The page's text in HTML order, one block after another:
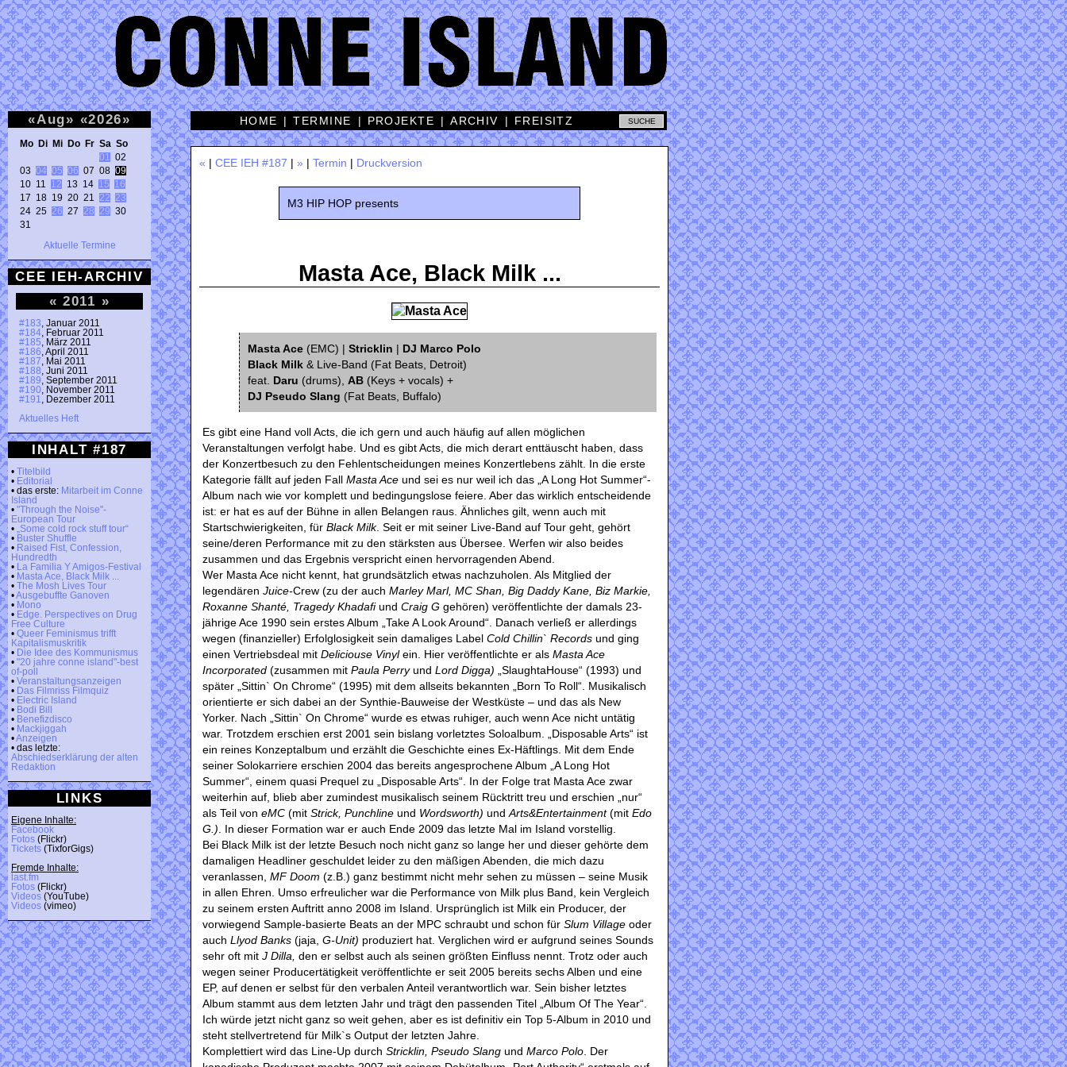
«Aug» «2026»
Mo Di Mi Do Fr Sa So
01
02
03 04 05 06 07 08 09
10 11 12 13 14 15
16
17 18 19 20 21 22
23
24 25 26 27 28 29 30
31
Aktuelle Termine
CEE IEH-ARCHIV
« 2011 »
#183 , Januar 2011
#184 , Februar 2011
#185 , März 2011
#186 , April 2011
#187 , Mai 2011
#188 , Juni 2011
#189 , September 2011
#190 , November 2011
#191
, Dezember 2011
Aktuelles Heft
INHALT #187
• Titelbild
• Editorial
• das erste: Mitarbeit im Conne
Island
• "Through the Noise"-
European Tour
•
„Some cold rock stuff tour“
• Buster Shuffle
• Raised Fist, Confession,
Hundredth
•
La Familia Y Amigos-Festival
• Masta Ace, Black Milk ...
• The Mosh Lives Tour
•Ausgebuffte Ganoven
• Mono
• Edge. Perspectives on Drug
Free Culture
• Queer Feminismus trifft
Kapitalismuskritik
• Die Idee des Kommunismus
• "20 jahre conne island"-best
of-poll
• Veranstaltungsanzeigen
• Das Filmriss Filmquiz
• Electric Island
• Bodi Bill
• Benefizdisco
• Mackjiggah
•Anzeigen
• das letzte:
Abschiedserklärung der alten
Redaktion
LINKS
Eigene Inhalte:
Facebook
Fotos (Flickr)
Tickets (TixforGigs)
Fremde Inhalte:
last.fm
Fotos (Flickr)
Videos (YouTube)
Videos (vimeo)
HOME |TERMINE | PROJEKTE |ARCHIV | FREISITZ
« | CEE IEH #187 | » | Termin | Druckversion
M3 HIP HOP presents
Masta Ace, Black Milk ...
Masta Ace (EMC) | Stricklin | DJ Marco Polo
Black Milk & Live-Band (Fat Beats, Detroit)
feat. Daru (drums), AB (Keys + vocals) +
DJ Pseudo Slang (Fat Beats, Buffalo)
Es gibt eine Hand voll Acts, die ich gern und auch häufig auf allen möglichen
Veranstaltungen verfolgt habe. Und es gibt Acts, die mich derart enttäuscht haben, dass
der Konzertbesuch zu den Fehlentscheidungen meines Konzertlebens zählt. In die erste
Kategorie fällt auf jeden Fall Masta Ace und sei es nur weil ich das „A Long Hot Summer“-
Album nach wie vor komplett und bedingungslose feiere. Aber das wirklich entscheidende
ist: er hat es auf der Bühne in allen Belangen raus. Ähnliches gilt, wenn auch mit
Startschwierigkeiten, für Black Milk. Seit er mit seiner Live-Band auf Tour geht, gehört
seine/deren Performance mit zu den stärksten aus Übersee. Werfen wir also beides
zusammen und das Ergebnis verspricht einen hervorragenden Abend.
Wer Masta Ace nicht kennt, hat grundsätzlich etwas nachzuholen. Als Mitglied der
legendären Juice-Crew (zu der auch Marley Marl, MC Shan, Big Daddy Kane, Biz Markie,
Roxanne Shanté, Tragedy Khadafiund Craig G gehören) veröffentlichte der damals 23-
jährige Ace 1990 sein erstes Album „Take A Look Around“. Danach verließ er allerdings
wegen (finanzieller) Erfolglosigkeit sein damaliges Label Cold Chillin` Records und ging
einen Vertriebsdeal mit Deliciouse Vinylein. Hier veröffentlichte er als Masta Ace
Incorporated (zusammen mit Paula Perryund Lord Digga)
„SlaughtaHouse“ (1993) und
später „Sittin` On Chrome“ (1995) mit dem allseits bekannten „Born To Roll“. Musikalisch
orientierte er sich dabei an der Synthie-Bauweise der Westküste – und das als New
Yorker. Nach „Sittin` On Chrome“ wurde es etwas ruhiger, auch wenn Ace nicht untätig
war. Trotzdem erschien erst 2001 sein bislang vorletztes Soloalbum. „Disposable Arts“ ist
ein reines Konzeptalbum und erzählt die Geschichte eines Ex-Häftlings. Mit dem Ende
seiner Solokarriere erschien 2004 das bereits angesprochene Album „A Long Hot
Summer“, einem quasi Prequel zu „Disposable Arts“. In der Folge trat Masta Ace zwar
weiterhin auf, blieb aber zumindest musikalisch seinem Rücktritt treu und erschien „nur“
als Teil von eMC (mit Strick, Punchline und Wordsworth) und Arts&Entertainment(mit Edo
G.) . In dieser Formation war er auch Ende 2009 das letzte Mal im Island vorstellig.
Bei Black Milk ist der letzte Besuch noch nicht ganz so lange her und dieser gehörte dem
damaligen Headliner geschuldet leider zu den mäßigen Abenden, die mich dazu
veranlassen, MF Doom (z.B.) ganz bestimmt nicht mehr sehen zu müssen – seine Musik
in allen Ehren. Umso erfreulicher war die Performance von Milk plus Band, kein Vergleich
zu seinem ersten Auftritt anno 2008 im Island. Ursprünglich ist Milk ein Producer, der
vorwiegend Sample-basierte Beats an der MPC schraubt und schon für Slum Village oder
auch Llyod Banks (jaja, G-Unit) produziert hat. Verglichen wird er aufgrund seines Sounds
sehr oft mit J Dilla, den er selbst auch als seinen größten Einfluss nennt. Trotz oder auch
wegen seiner Producertätigkeit veröffentlichte er seit 2005 bereits sechs Alben und eine
EP, auf denen er selbst für den verbalen Anteil verantwortlich war. Sein bisher letztes
Album stammt aus dem letzten Jahr und trägt den passenden Titel „Album Of The Year“.
Ich würde jetzt nicht ganz so weit gehen, aber es ist definitiv ein Top 5-Album in 2010 und
steht stellvertretend für Milk`s Output der letzten Jahre.
Komplettiert wird das Line-Up durch Stricklin, Pseudo Slang und Marco Polo . Der